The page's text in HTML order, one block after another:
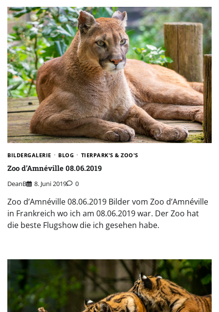
BILDERGALERIE BLOG TIERPARK'S & ZOO'S
Zoo d’Amnéville 08.06.2019
DeanB 8. Juni 2019 0
Zoo d’Amnéville 08.06.2019 Bilder vom Zoo d’Amnéville
in Frankreich wo ich am 08.06.2019 war. Der Zoo hat
die beste Flugshow die ich gesehen habe.